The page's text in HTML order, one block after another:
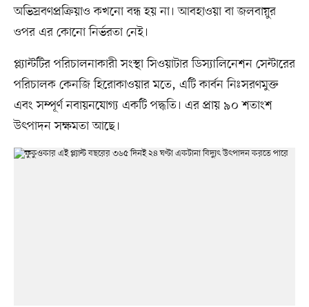
অভিস্রবণপ্রক্রিয়াও কখনো বন্ধ হয় না। আবহাওয়া বা জলবায়ুর
ওপর এর কোনো নির্ভরতা নেই।
প্ল্যান্টটির পরিচালনাকারী সংস্থা সিওয়াটার ডিস্যালিনেশন সেন্টারের
পরিচালক কেনজি হিরোকাওয়ার মতে, এটি কার্বন নিঃসরণমুক্ত
এবং সম্পূর্ণ নবায়নযোগ্য একটি পদ্ধতি। এর প্রায় ৯০ শতাংশ
উৎপাদন সক্ষমতা আছে।